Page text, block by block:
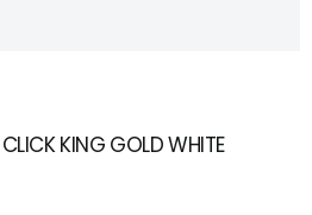
KING GOLD WHITE